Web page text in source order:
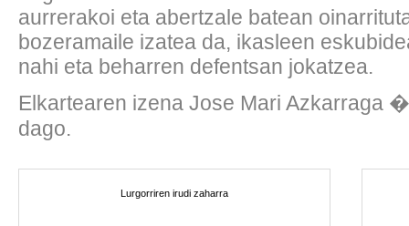
aurrerakoi eta abertzale batean
bozeramaile izatea da, ikasleen
nahi eta beharren defentsan jokatzea.
Elkartearen izena Jose Mari Azkarraga
dago.
Lurgorriren irudi zaharra